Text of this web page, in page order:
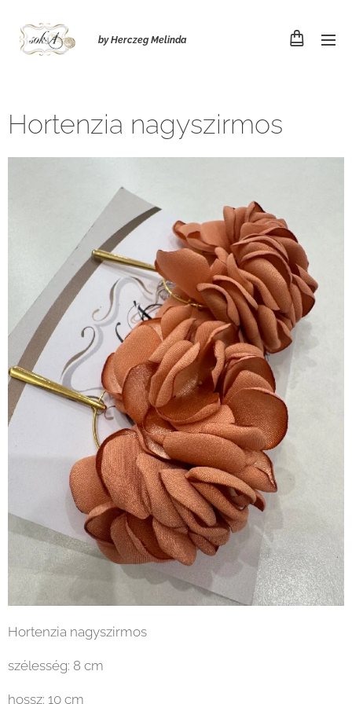
by Herczeg Melinda
Hortenzia nagyszirmos
Hortenzia nagyszirmos
szélesség: 8 cm
hossz: 10 cm